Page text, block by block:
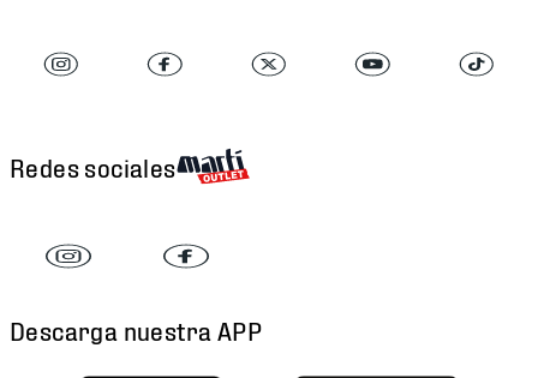
Redes sociales
Descarga nuestra APP